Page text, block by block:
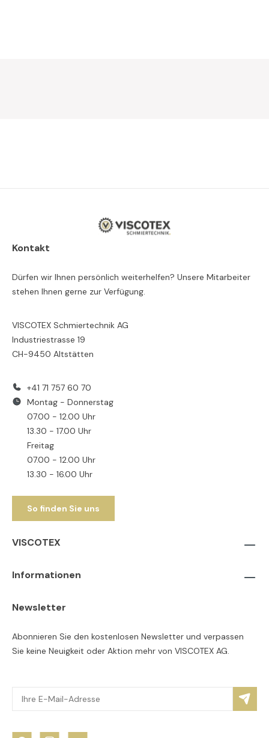
Kontakt
Dürfen wir Ihnen persönlich weiterhelfen? Unsere Mitarbeiter
stehen Ihnen gerne zur Verfügung.
VISCOTEX Schmiertechnik AG
Industriestrasse 19
CH-9450 Altstätten
+41 71 757 60 70
Montag - Donnerstag
07.00 - 12.00 Uhr
13.30 - 17.00 Uhr
Freitag
07.00 - 12.00 Uhr
13.30 - 16.00 Uhr
So finden Sie uns
VISCOTEX
Informationen
Newsletter
Abonnieren Sie den kostenlosen Newsletter und verpassen
Sie keine Neuigkeit oder Aktion mehr von VISCOTEX AG.